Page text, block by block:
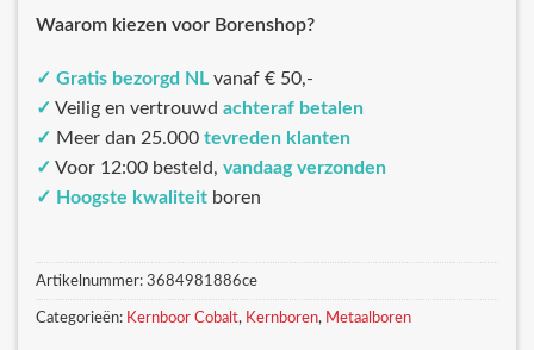
Waarom kiezen voor Borenshop?
✓ Gratis bezorgd NL vanaf € 50,-
✓ Veilig en vertrouwd achteraf betalen
✓ Meer dan 25.000 tevreden klanten
✓ Voor 12:00 besteld, vandaag verzonden
✓ Hoogste kwaliteit boren
Artikelnummer: 3684981886ce
Categorieën: Kernboor Cobalt, Kernboren, Metaalboren